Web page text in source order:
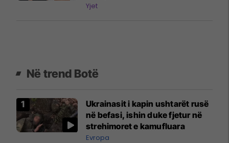
Yjet
Në trend Botë
Ukrainasit i kapin ushtarët rusë
në befasi, ishin duke fjetur në
strehimoret e kamufluara
Evropa